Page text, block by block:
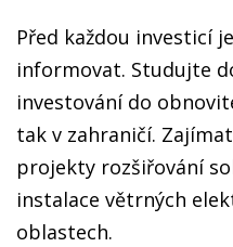
Před každou investicí
informovat. Studujte
investování do
tak v zahraničí.
projekty rozšiřování
instalace větrných
oblastech.